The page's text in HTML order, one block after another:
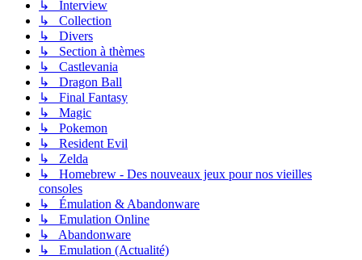
↳ Interview
↳ Collection
↳ Divers
↳ Section à thèmes
↳ Castlevania
↳ Dragon Ball
↳ Final Fantasy
↳ Magic
↳ Pokemon
↳ Resident Evil
↳ Zelda
↳ Homebrew - Des nouveaux jeux pour nos vieilles
consoles
↳ Émulation & Abandonware
↳ Emulation Online
↳ Abandonware
↳ Emulation (Actualité)